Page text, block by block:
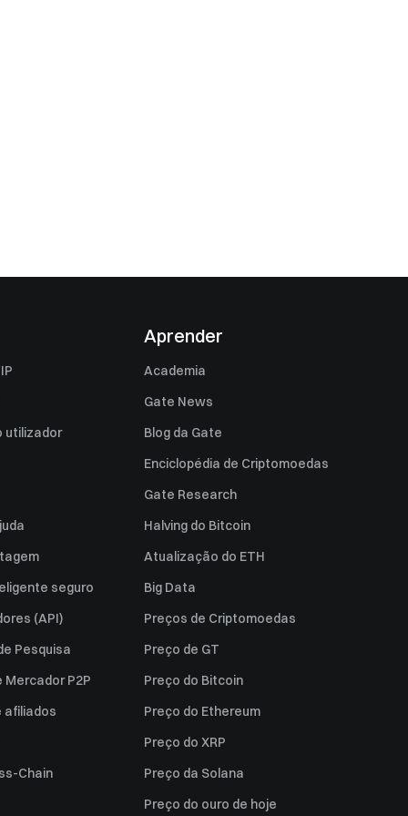
utilizador
seguro
(API)
Pesquisa
P2P
afiliados
Chain
Aprender
Academia
Gate News
Blog da Gate
Enciclopédia de Criptomoedas
Gate Research
Halving do Bitcoin
Atualização do ETH
Big Data
Preços de Criptomoedas
Preço de GT
Preço do Bitcoin
Preço do Ethereum
Preço do XRP
Preço da Solana
Preço do ouro de hoje